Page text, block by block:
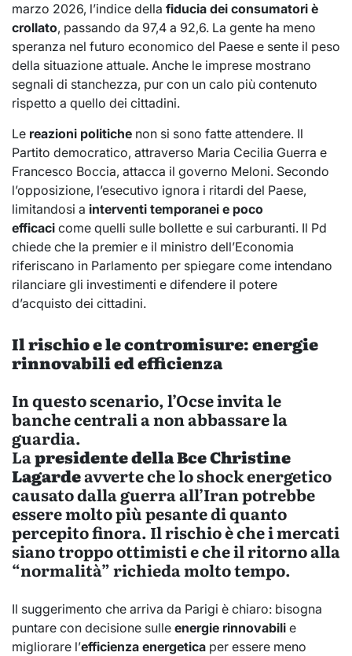
marzo 2026, l’indice della fiducia dei consumatori è
crollato, passando da 97,4 a 92,6. La gente ha meno
speranza nel futuro economico del Paese e sente il peso
della situazione attuale. Anche le imprese mostrano
segnali di stanchezza, pur con un calo più contenuto
rispetto a quello dei cittadini.
Le reazioni politiche non si sono fatte attendere. Il
Partito democratico, attraverso Maria Cecilia Guerra e
Francesco Boccia, attacca il governo Meloni. Secondo
l’opposizione, l’esecutivo ignora i ritardi del Paese,
limitandosi a interventi temporanei e poco
efficaci come quelli sulle bollette e sui carburanti. Il Pd
chiede che la premier e il ministro dell’Economia
riferiscano in Parlamento per spiegare come intendano
rilanciare gli investimenti e difendere il potere
d’acquisto dei cittadini.
Il rischio e le contromisure: energie
rinnovabili ed efficienza
In questo scenario, l’Ocse invita le
banche centrali a non abbassare la
guardia.
Lapresidente della Bce Christine
Lagardeavverte che lo shock energetico
causato dalla guerra all’Iran potrebbe
essere molto più pesante di quanto
percepito finora. Il rischio è che i mercati
siano troppo ottimisti e che il ritorno alla
“normalità” richieda molto tempo.
Il suggerimento che arriva da Parigi è chiaro: bisogna
puntare con decisione sulle energie rinnovabili e
migliorare l’efficienza energetica per essere meno